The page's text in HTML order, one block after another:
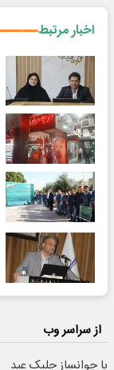
اخبار مرتبط
از سراسر وب
با جوانساز جلبک عید